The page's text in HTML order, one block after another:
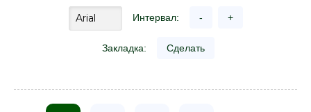
Интервал: - +
Закладка: Сделать